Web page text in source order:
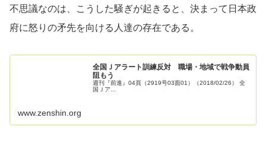
不思議なのは、こうした騒ぎが起きると、決まって日本政
府に怒りの矛先を向ける人達の存在である。
全国Ｊアラート訓練反対 職場・地域で戦争動員
阻もう
週刊『前進』04頁（2919号03面01）（2018/02/26） 全
国Ｊア...
www.zenshin.org